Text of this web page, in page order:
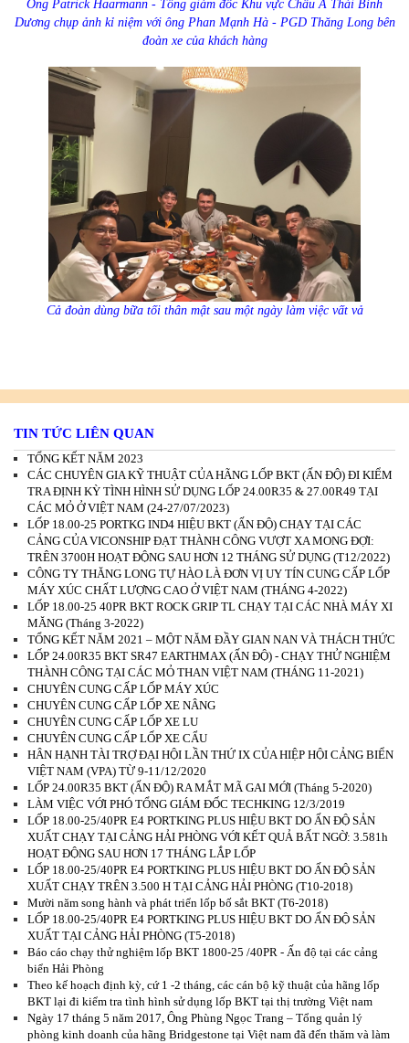
Ông Patrick Haarmann - Tổng giám đốc Khu vực Châu Á Thái Bình
Dương chụp ảnh kỉ niệm với ông Phan Mạnh Hà - PGD Thăng Long bên
đoàn xe của khách hàng
Cả đoàn dùng bữa tối thân mật sau một ngày làm việc vất vả
TIN TỨC LIÊN QUAN
TỔNG KẾT NĂM 2023
CÁC CHUYÊN GIA KỸ THUẬT CỦA HÃNG LỐP BKT (ẤN ĐỘ) ĐI KIỂM
TRA ĐỊNH KỲ TÌNH HÌNH SỬ DỤNG LỐP 24.00R35 & 27.00R49 TẠI
CÁC MỎ Ở VIỆT NAM (24-27/07/2023)
LỐP 18.00-25 PORTKG IND4 HIỆU BKT (ẤN ĐỘ) CHẠY TẠI CÁC
CẢNG CỦA VICONSHIP ĐẠT THÀNH CÔNG VƯỢT XA MONG ĐỢI:
TRÊN 3700H HOẠT ĐỘNG SAU HƠN 12 THÁNG SỬ DỤNG (T12/2022)
CÔNG TY THĂNG LONG TỰ HÀO LÀ ĐƠN VỊ UY TÍN CUNG CẤP LỐP
MÁY XÚC CHẤT LƯỢNG CAO Ở VIỆT NAM (THÁNG 4-2022)
LỐP 18.00-25 40PR BKT ROCK GRIP TL CHẠY TẠI CÁC NHÀ MÁY XI
MĂNG (Tháng 3-2022)
TỔNG KẾT NĂM 2021 – MỘT NĂM ĐẦY GIAN NAN VÀ THÁCH THỨC
LỐP 24.00R35 BKT SR47 EARTHMAX (ẤN ĐỘ) - CHẠY THỬ NGHIỆM
THÀNH CÔNG TẠI CÁC MỎ THAN VIỆT NAM (THÁNG 11-2021)
CHUYÊN CUNG CẤP LỐP MÁY XÚC
CHUYÊN CUNG CẤP LỐP XE NÂNG
CHUYÊN CUNG CẤP LỐP XE LU
CHUYÊN CUNG CẤP LỐP XE CẨU
HÂN HẠNH TÀI TRỢ ĐẠI HỘI LẦN THỨ IX CỦA HIỆP HỘI CẢNG BIỂN
VIỆT NAM (VPA) TỪ 9-11/12/2020
LỐP 24.00R35 BKT (ẤN ĐỘ) RA MẮT MÃ GAI MỚI (Tháng 5-2020)
LÀM VIỆC VỚI PHÓ TỔNG GIÁM ĐỐC TECHKING 12/3/2019
LỐP 18.00-25/40PR E4 PORTKING PLUS HIỆU BKT DO ẤN ĐỘ SẢN
XUẤT CHẠY TẠI CẢNG HẢI PHÒNG VỚI KẾT QUẢ BẤT NGỜ: 3.581h
HOẠT ĐỘNG SAU HƠN 17 THÁNG LẮP LỐP
LỐP 18.00-25/40PR E4 PORTKING PLUS HIỆU BKT DO ẤN ĐỘ SẢN
XUẤT CHẠY TRÊN 3.500 H TẠI CẢNG HẢI PHÒNG (T10-2018)
Mười năm song hành và phát triển lốp bố sắt BKT (T6-2018)
LỐP 18.00-25/40PR E4 PORTKING PLUS HIỆU BKT DO ẤN ĐỘ SẢN
XUẤT TẠI CẢNG HẢI PHÒNG (T5-2018)
Báo cáo chạy thử nghiệm lốp BKT 1800-25 /40PR - Ấn độ tại các cảng
biển Hải Phòng
Theo kế hoạch định kỳ, cứ 1 -2 tháng, các cán bộ kỹ thuật của hãng lốp
BKT lại đi kiểm tra tình hình sử dụng lốp BKT tại thị trường Việt nam
Ngày 17 tháng 5 năm 2017, Ông Phùng Ngọc Trang – Tổng quản lý
phòng kinh doanh của hãng Bridgestone tại Việt nam đã đến thăm và làm